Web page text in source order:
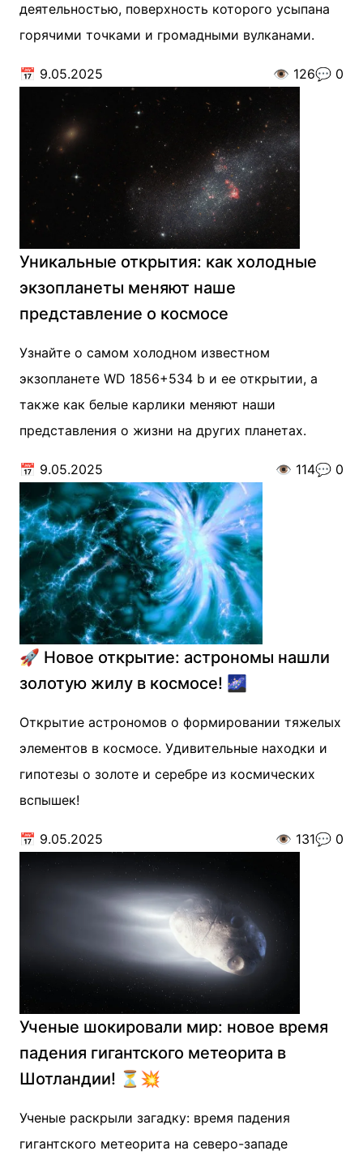
деятельностью, поверхность которого усыпана
горячими точками и громадными вулканами.
📅 9.05.2025 👁️ 126💬 0
Уникальные открытия: как холодные
экзопланеты меняют наше
представление о космосе
Узнайте о самом холодном известном
экзопланете WD 1856+534 b и ее открытии, а
также как белые карлики меняют наши
представления о жизни на других планетах.
📅 9.05.2025 👁️ 114💬 0
🚀 Новое открытие: астрономы нашли
золотую жилу в космосе! 🌌
Открытие астрономов о формировании тяжелых
элементов в космосе. Удивительные находки и
гипотезы о золоте и серебре из космических
вспышек!
📅 9.05.2025 👁️ 131💬 0
Ученые шокировали мир: новое время
падения гигантского метеорита в
Шотландии! ⏳💥
Ученые раскрыли загадку: время падения
гигантского метеорита на северо-западе